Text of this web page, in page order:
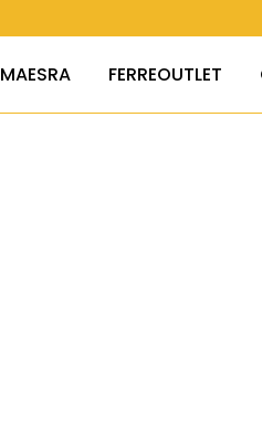
MAESRA FERREOUTLET